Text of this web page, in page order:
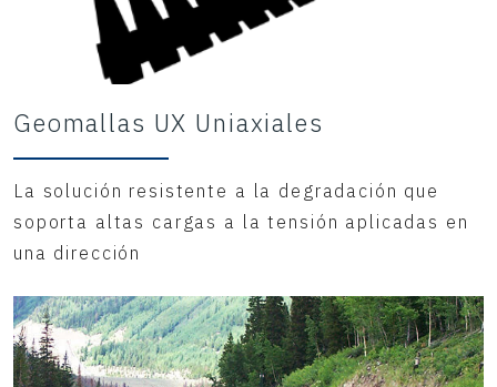
Geomallas UX Uniaxiales
La solución resistente a la degradación que
soporta altas cargas a la tensión aplicadas en
una dirección